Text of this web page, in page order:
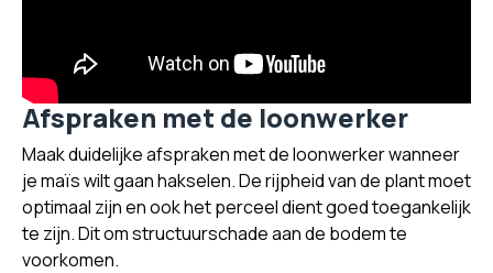
Afspraken met de loonwerker
Maak duidelijke afspraken met de loonwerker wanneer
je maïs wilt gaan hakselen. De rijpheid van de plant moet
optimaal zijn en ook het perceel dient goed toegankelijk
te zijn. Dit om structuurschade aan de bodem te
voorkomen.